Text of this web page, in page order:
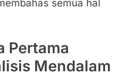
semua hal
Pertama
Mendalam